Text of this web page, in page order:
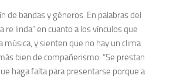
de bandas y géneros. En palabras del
re linda” en cuanto a los vínculos que
música, y sienten que no hay un clima
bien de compañerismo: “Se prestan
haga falta para presentarse porque a